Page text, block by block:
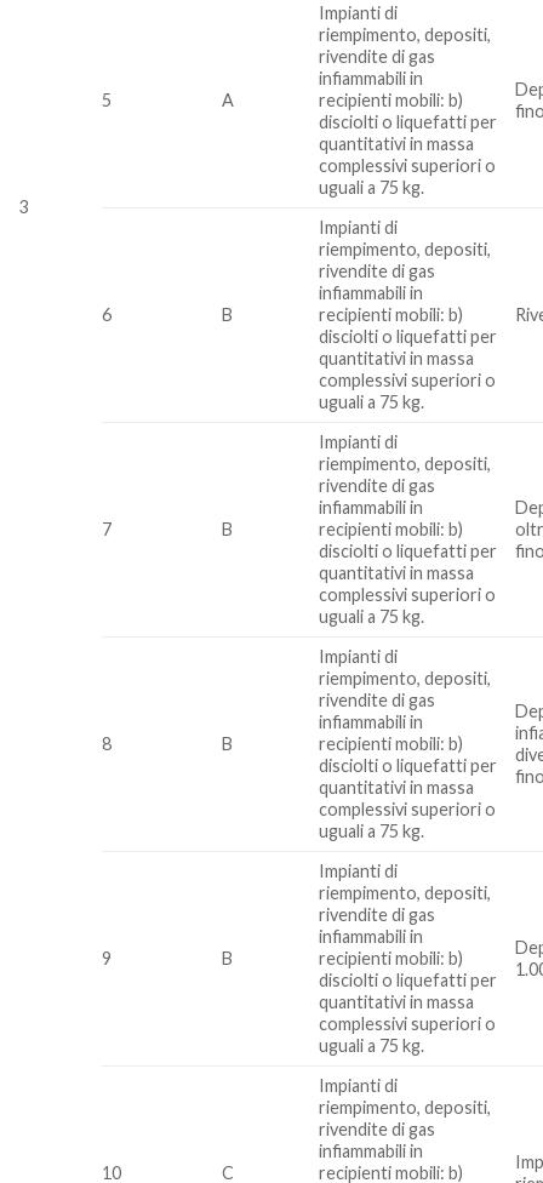
3
5 A
Impianti di
riempimento, depositi,
rivendite di gas
infiammabili in
recipienti mobili: b)
disciolti o liquefatti per
quantitativi in massa
complessivi superiori o
uguali a 75 kg.
6 B
Impianti di
riempimento, depositi,
rivendite di gas
infiammabili in
recipienti mobili: b)
disciolti o liquefatti per
quantitativi in massa
complessivi superiori o
uguali a 75 kg.
7 B
Impianti di
riempimento, depositi,
rivendite di gas
infiammabili in
recipienti mobili: b)
disciolti o liquefatti per
quantitativi in massa
complessivi superiori o
uguali a 75 kg.
8 B
Impianti di
riempimento, depositi,
rivendite di gas
infiammabili in
recipienti mobili: b)
disciolti o liquefatti per
quantitativi in massa
complessivi superiori o
uguali a 75 kg.
9 B
Impianti di
riempimento, depositi,
rivendite di gas
infiammabili in
recipienti mobili: b)
disciolti o liquefatti per
quantitativi in massa
complessivi superiori o
uguali a 75 kg.
10 C
Impianti di
riempimento, depositi,
rivendite di gas
infiammabili in
recipienti mobili: b)